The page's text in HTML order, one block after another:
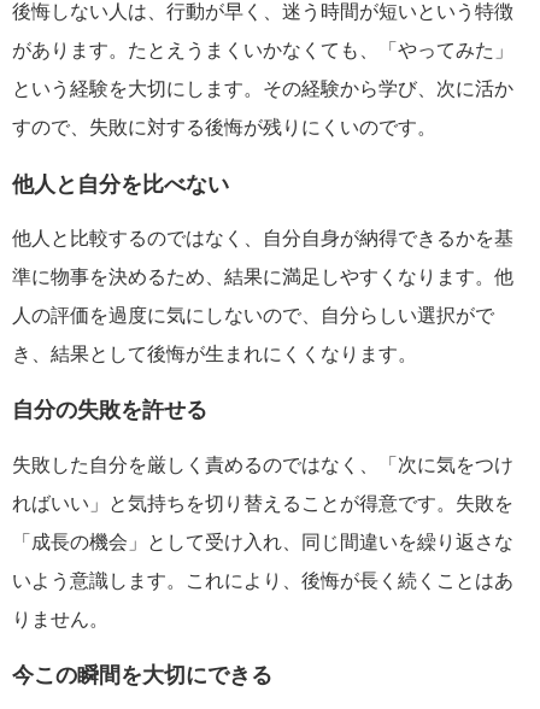
後悔しない人は、行動が早く、迷う時間が短いという特徴
があります。たとえうまくいかなくても、「やってみた」
という経験を大切にします。その経験から学び、次に活か
すので、失敗に対する後悔が残りにくいのです。
他人と自分を比べない
他人と比較するのではなく、自分自身が納得できるかを基
準に物事を決めるため、結果に満足しやすくなります。他
人の評価を過度に気にしないので、自分らしい選択がで
き、結果として後悔が生まれにくくなります。
自分の失敗を許せる
失敗した自分を厳しく責めるのではなく、「次に気をつけ
ればいい」と気持ちを切り替えることが得意です。失敗を
「成長の機会」として受け入れ、同じ間違いを繰り返さな
いよう意識します。これにより、後悔が長く続くことはあ
りません。
今この瞬間を大切にできる